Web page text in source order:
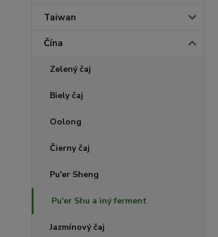
Taiwan
Čína
Zelený čaj
Biely čaj
Oolong
Čierny čaj
Pu'er Sheng
Pu'er Shu a iný ferment
Jazmínový čaj